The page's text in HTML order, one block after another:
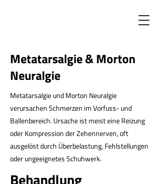
Metatarsalgie & Morton
Neuralgie
Metatarsalgie und Morton Neuralgie
verursachen Schmerzen im Vorfuss- und
Ballenbereich. Ursache ist meist eine Reizung
oder Kompression der Zehennerven, oft
ausgelöst durch Überbelastung, Fehlstellungen
oder ungeeignetes Schuhwerk.